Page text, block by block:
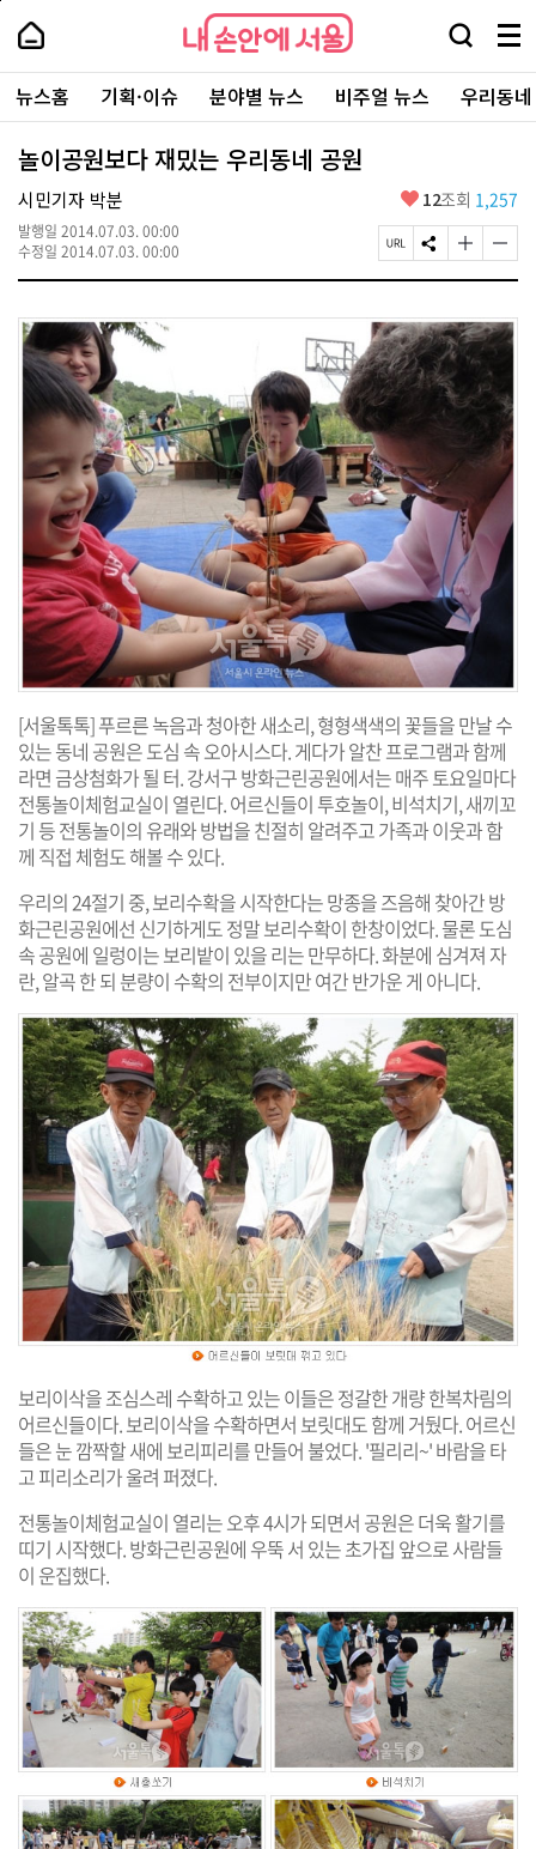
본
로
가
내
손
안
에
서
울
-
서
울
시
대
표
소
포
털
내
손
에
울
검
창
열
기
메
뉴
전
체
보
주
요
서
뉴스홈 기획·이슈 분야별 뉴스 비주얼 뉴스 우리동
놀이공원보다 재밌는 우리동네 공원
시민기자 박분
발행일 2014.07.03. 00:00
수정일 2014.07.03. 00:00
좋
요
12조회 1,257
페
이
U
R
L
복
사
S
N
공
유
하
기
글
자
기
크
게
변
경
하
기
글
자
기
작
게
경
하
기
[서울톡톡] 푸르른 녹음과 청아한 새소리, 형형색색의 꽃들을 만날 수
있는 동네 공원은 도심 속 오아시스다. 게다가 알찬 프로그램과 함께
라면 금상첨화가 될 터. 강서구 방화근린공원에서는 매주 토요일마다
전통놀이체험교실이 열린다. 어르신들이 투호놀이, 비석치기, 새끼꼬
기 등 전통놀이의 유래와 방법을 친절히 알려주고 가족과 이웃과 함
께 직접 체험도 해볼 수 있다.
우리의 24절기 중, 보리수확을 시작한다는 망종을 즈음해 찾아간 방
화근린공원에선 신기하게도 정말 보리수확이 한창이었다. 물론 도심
속 공원에 일렁이는 보리밭이 있을 리는 만무하다. 화분에 심겨져 자
란, 알곡 한 되 분량이 수확의 전부이지만 여간 반가운 게 아니다.
보리이삭을 조심스레 수확하고 있는 이들은 정갈한 개량 한복차림의
어르신들이다. 보리이삭을 수확하면서 보릿대도 함께 거뒀다. 어르신
들은 눈 깜짝할 새에 보리피리를 만들어 불었다. '필리리~' 바람을 타
고 피리소리가 울려 퍼졌다.
전통놀이체험교실이 열리는 오후 4시가 되면서 공원은 더욱 활기를
띠기 시작했다. 방화근린공원에 우뚝 서 있는 초가집 앞으로 사람들
이 운집했다.
페
상
단
로